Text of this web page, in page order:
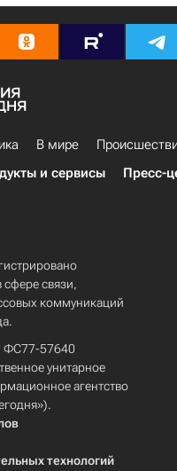
В мире
и сервисы Пресс-
связи,
коммуникаций
ФС77-57640
унитарное
агентство
технологий